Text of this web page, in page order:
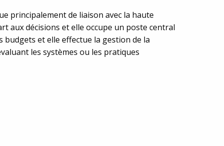
principalement de liaison avec la haute
aux décisions et elle occupe un poste central
et elle effectue la gestion de la
les systèmes ou les pratiques